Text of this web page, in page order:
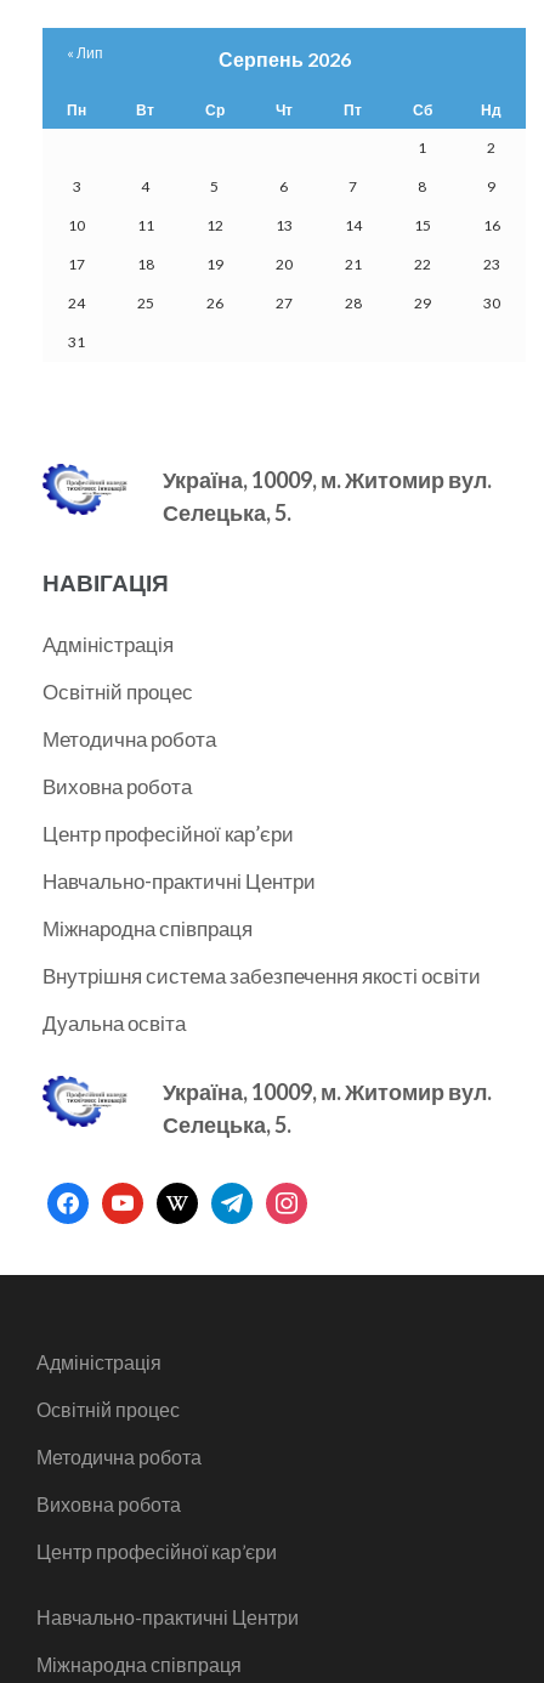
Серпень 2026
Пн Вт Ср Чт Пт Сб Нд
1 2
3 4 5 6 7 8 9
10 11 12 13 14 15 16
17 18 19 20 21 22 23
24 25 26 27 28 29 30
31
« Лип
Україна, 10009, м.Житомир вул.
Селецька, 5.
НАВІГАЦІЯ
Адміністрація
Освітній процес
Методична робота
Виховна робота
Центр професійної кар’єри
Навчально-практичні Центри
Міжнародна співпраця
Внутрішня система забезпечення якості освіти
Дуальна освіта
Україна, 10009, м.Житомир вул.
Селецька, 5.
facebookyoutubewikipediatelegraminstagram
Адміністрація
Освітній процес
Методична робота
Виховна робота
Центр професійної кар’єри
Навчально-практичні Центри
Міжнародна співпраця